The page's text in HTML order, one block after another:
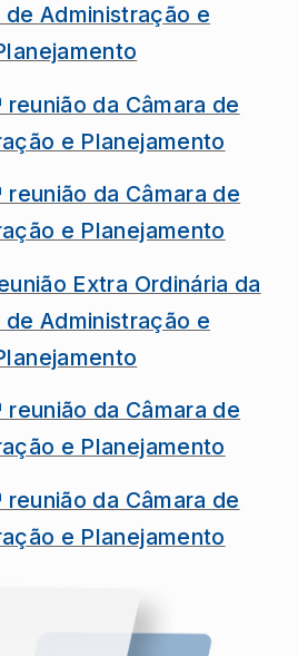
de Administração e
reunião da Câmara de
e Planejamento
reunião da Câmara de
e Planejamento
Extra Ordinária da
de Administração e
reunião da Câmara de
e Planejamento
reunião da Câmara de
e Planejamento